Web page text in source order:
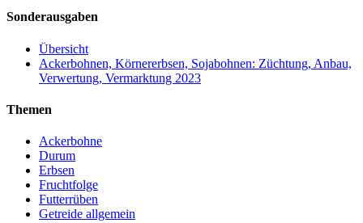
Sonderausgaben
Übersicht
Ackerbohnen, Körnererbsen, Sojabohnen: Züchtung, Anbau,
Verwertung, Vermarktung 2023
Themen
Ackerbohne
Durum
Erbsen
Fruchtfolge
Futterrüben
Getreide allgemein